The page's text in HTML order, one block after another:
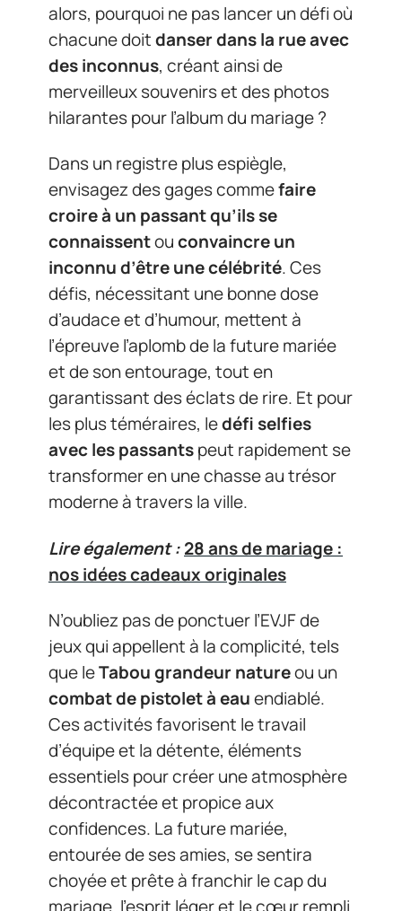
alors, pourquoi ne pas lancer un défi où
chacune doitdanser dans la rue avec
des inconnus, créant ainsi de
merveilleux souvenirs et des photos
hilarantes pour l’album du mariage ?
Dans un registre plus espiègle,
envisagez des gages commefaire
croire à un passant qu’ils se
connaissentouconvaincre un
inconnu d’être une célébrité. Ces
défis, nécessitant une bonne dose
d’audace et d’humour, mettent à
l’épreuve l’aplomb de la future mariée
et de son entourage, tout en
garantissant des éclats de rire. Et pour
les plus téméraires, ledéfi selfies
avec les passantspeut rapidement se
transformer en une chasse au trésor
moderne à travers la ville.
Lire également :28 ans de mariage :
nos idées cadeaux originales
N’oubliez pas de ponctuer l’EVJF de
jeux qui appellent à la complicité, tels
que leTabou grandeur natureou un
combat de pistolet à eauendiablé.
Ces activités favorisent le travail
d’équipe et la détente, éléments
essentiels pour créer une atmosphère
décontractée et propice aux
confidences. La future mariée,
entourée de ses amies, se sentira
choyée et prête à franchir le cap du